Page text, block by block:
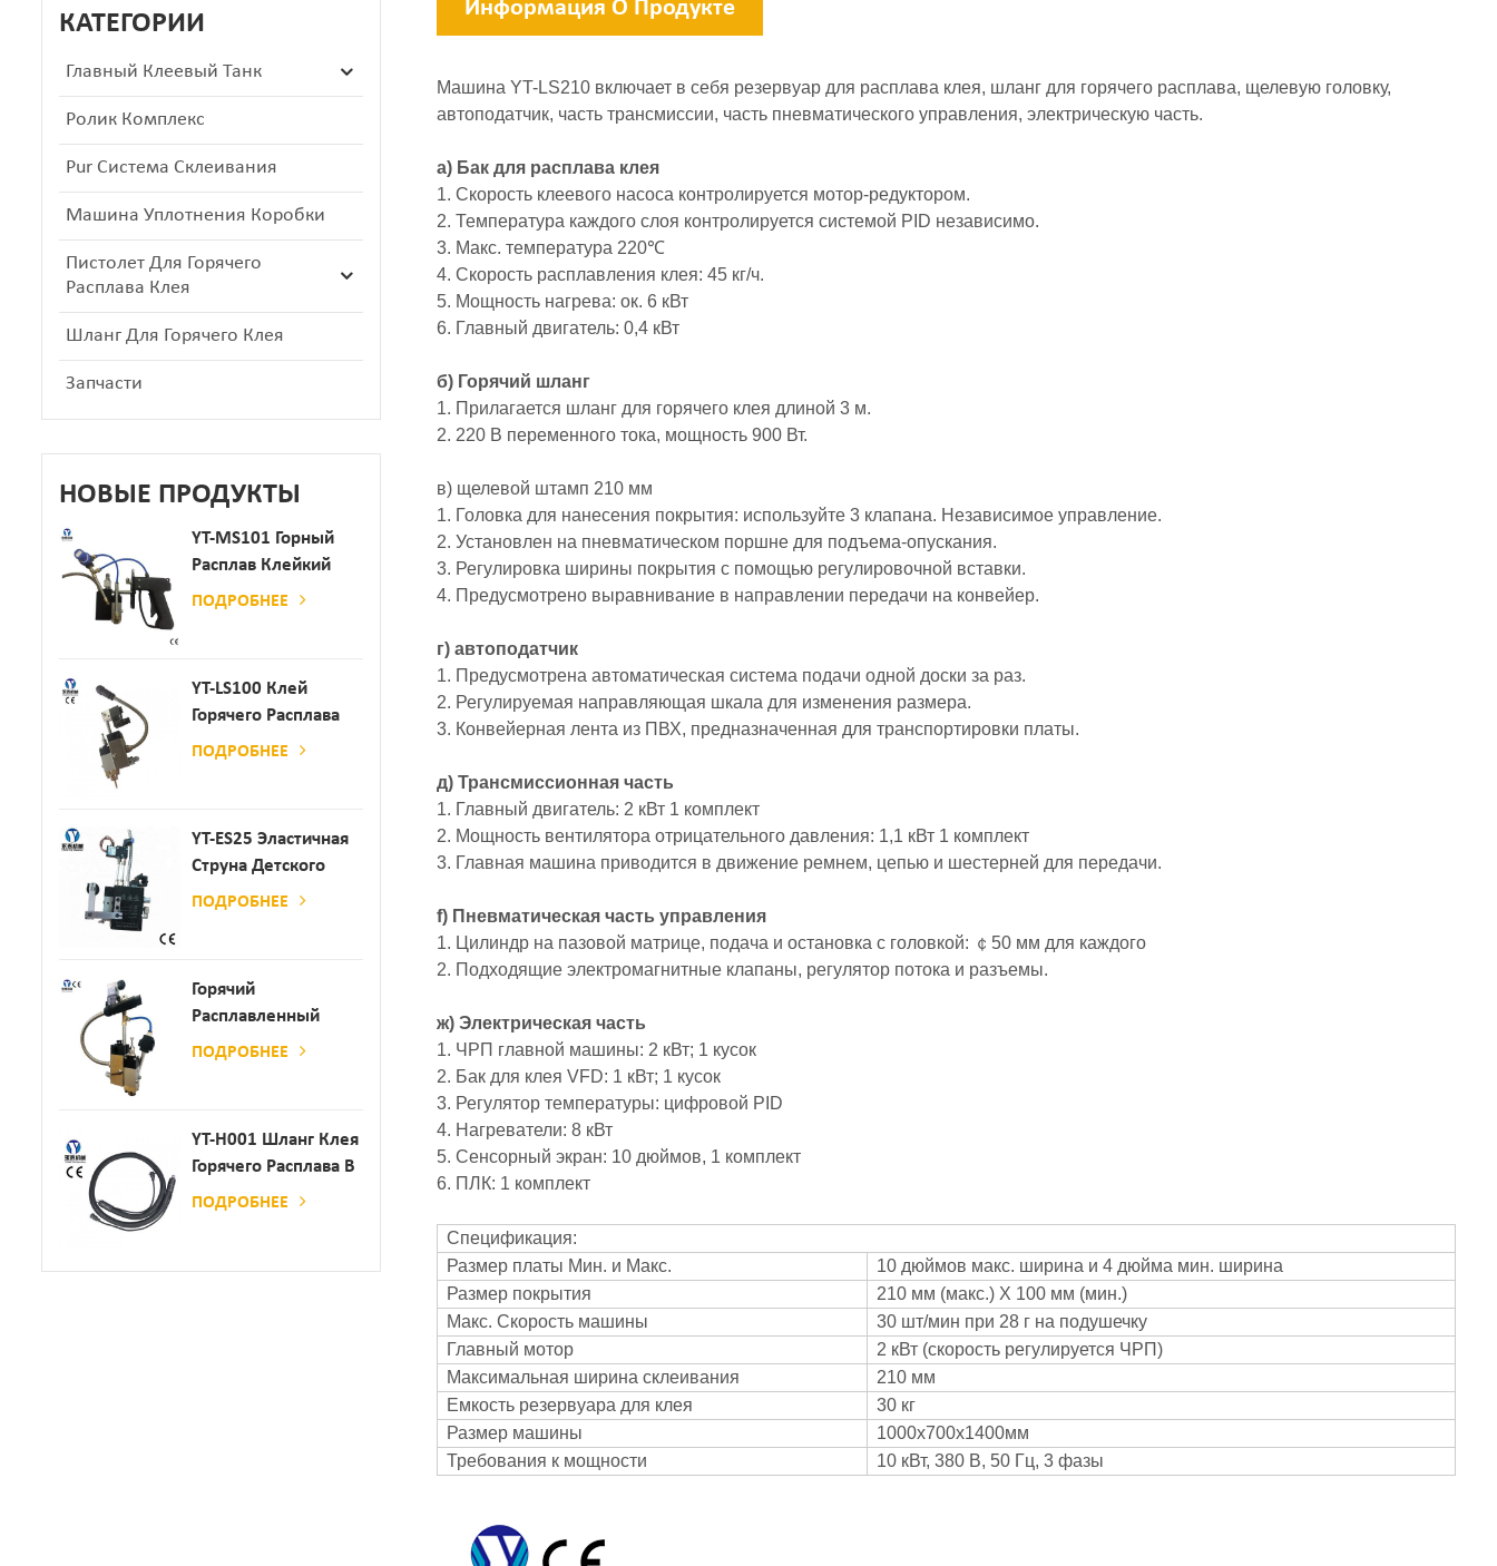
КАТЕГОРИИ
Главный Клеевый Танк
Ролик Комплекс
Pur Система Склеивания
Машина Уплотнения Коробки
Пистолет Для Горячего
Расплава Клея
Шланг Для Горячего Клея
Запчасти
НОВЫЕ ПРОДУКТЫ
YT-MS101 Горный
Расплав Клейкий
Распылительный
ПОДРОБНЕЕ
YT-LS100 Клей
Горячего Расплава
Клея
ПОДРОБНЕЕ
YT-ES25 Эластичная
Струна Детского
Пеленки
ПОДРОБНЕЕ
Горячий
Расплавленный
Клей
ПОДРОБНЕЕ
YT-H001 Шланг Клея
Горячего Расплава В
Сочетании С
ПОДРОБНЕЕ
Информация О Продукте
Машина YT-LS210 включает в себя резервуар для расплава клея, шланг для горячего расплава, щелевую головку,
автоподатчик, часть трансмиссии, часть пневматического управления, электрическую часть.
а) Бак для расплава клея
1. Скорость клеевого насоса контролируется мотор-редуктором.
2. Температура каждого слоя контролируется системой PID независимо.
3. Макс. температура 220℃
4. Скорость расплавления клея: 45 кг/ч.
5. Мощность нагрева: ок. 6 кВт
6. Главный двигатель: 0,4 кВт
б) Горячий шланг
1. Прилагается шланг для горячего клея длиной 3 м.
2. 220 В переменного тока, мощность 900 Вт.
в) щелевой штамп 210 мм
1. Головка для нанесения покрытия: используйте 3 клапана. Независимое управление.
2. Установлен на пневматическом поршне для подъема-опускания.
3. Регулировка ширины покрытия с помощью регулировочной вставки.
4. Предусмотрено выравнивание в направлении передачи на конвейер.
г) автоподатчик
1. Предусмотрена автоматическая система подачи одной доски за раз.
2. Регулируемая направляющая шкала для изменения размера.
3. Конвейерная лента из ПВХ, предназначенная для транспортировки платы.
д) Трансмиссионная часть
1. Главный двигатель: 2 кВт 1 комплект
2. Мощность вентилятора отрицательного давления: 1,1 кВт 1 комплект
3. Главная машина приводится в движение ремнем, цепью и шестерней для передачи.
f) Пневматическая часть управления
1. Цилиндр на пазовой матрице, подача и остановка с головкой: ￠50 мм для каждого
2. Подходящие электромагнитные клапаны, регулятор потока и разъемы.
ж) Электрическая часть
1. ЧРП главной машины: 2 кВт; 1 кусок
2. Бак для клея VFD: 1 кВт; 1 кусок
3. Регулятор температуры: цифровой PID
4. Нагреватели: 8 кВт
5. Сенсорный экран: 10 дюймов, 1 комплект
6. ПЛК: 1 комплект
Спецификация:
Размер платы Мин. и Макс.
10 дюймов макс. ширина и 4 дюйма мин. ширина
Размер покрытия
210 мм (макс.) X 100 мм (мин.)
Макс. Скорость машины
30 шт/мин при 28 г на подушечку
Главный мотор
2 кВт (скорость регулируется ЧРП)
Максимальная ширина склеивания
210 мм
Емкость резервуара для клея
30 кг
Размер машины
1000x700x1400мм
Требования к мощности
10 кВт, 380 В, 50 Гц, 3 фазы